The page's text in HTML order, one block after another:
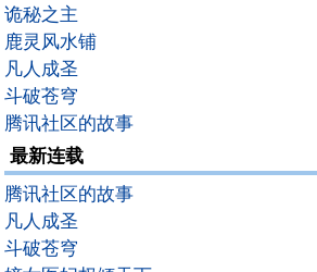
诡秘之主
鹿灵风水铺
凡人成圣
斗破苍穹
腾讯社区的故事
最新连载
腾讯社区的故事
凡人成圣
斗破苍穹